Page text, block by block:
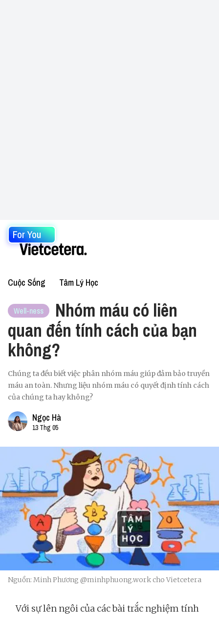
For You
Cuộc Sống Tâm Lý Học
Well-ness
Nhóm máu có liên
quan đến tính cách của bạn
không?
Chúng ta đều biết việc phân nhóm máu giúp đảm bảo truyền
máu an toàn. Nhưng liệu nhóm máu có quyết định tính cách
của chúng ta hay không?
Ngọc Hà
13 Thg 05
Nguồn: Minh Phương @minhphuong.work cho Vietcetera
Với sự lên ngôi của các bài trắc nghiệm tính